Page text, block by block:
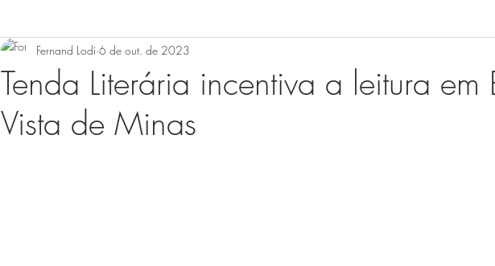
Tenda Literária incentiva a leitura em
Vista de Minas
Fernand Lodi 6 de out. de 2023